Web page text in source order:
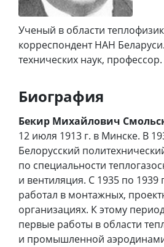
Ученый в области
корреспондент НАН
технических наук, профессор.
Биография
Бекир Михайлович
12 июля 1913 г. в Минске. В
Белорусский
по специальности
и вентиляция. С 1935 по 1939
работал в монтажных,
организациях. К этому
первые работы в области
и промышленной